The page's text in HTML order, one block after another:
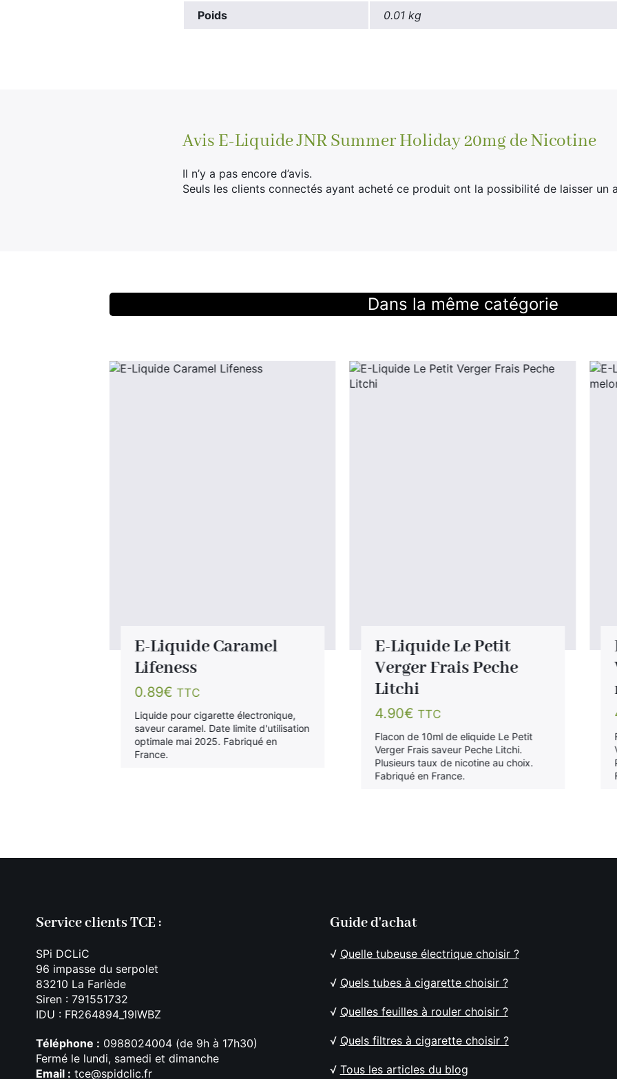
Poids
0.01 kg
Avis E-Liquide JNR Summer Holiday 20mg de Nicotine
Il n’y a pas encore d’avis.
Seuls les clients connectés ayant acheté ce produit ont la possibilité de laisser un
Dans la même catégorie
E-Liquide Caramel
Lifeness
0.89€ TTC
Liquide pour cigarette électronique,
saveur caramel. Date limite d'utilisation
optimale mai 2025. Fabriqué en
France.
E-Liquide Le Petit
Verger Frais Peche
Litchi
4.90€ TTC
Flacon de 10ml de eliquide Le Petit
Verger Frais saveur Peche Litchi.
Plusieurs taux de nicotine au choix.
Fabriqué en France.
Service clients TCE :
SPi DCLiC
96 impasse du serpolet
83210 La Farlède
Siren : 791551732
IDU : FR264894_19IWBZ
Téléphone : 0988024004 (de 9h à 17h30)
Fermé le lundi, samedi et dimanche
Email : tce@spidclic.fr
Guide d'achat
√ Quelle tubeuse électrique choisir ?
√ Quels tubes à cigarette choisir ?
√ Quelles feuilles à rouler choisir ?
√ Quels filtres à cigarette choisir ?
√ Tous les articles du blog